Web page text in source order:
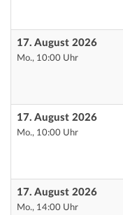
17. August 2026
Mo., 10:00 Uhr
17. August 2026
Mo., 10:00 Uhr
17. August 2026
Mo., 14:00 Uhr